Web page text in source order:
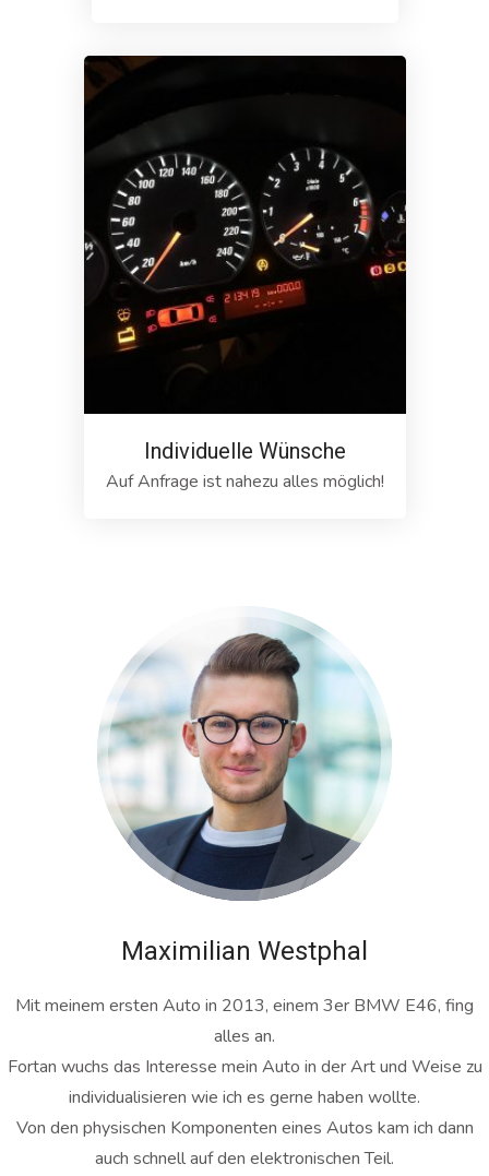
Individuelle Wünsche
Auf Anfrage ist nahezu alles möglich!
Maximilian Westphal
Mit meinem ersten Auto in 2013, einem 3er BMW E46, fing
alles an.
Fortan wuchs das Interesse mein Auto in der Art und Weise zu
individualisieren wie ich es gerne haben wollte.
Von den physischen Komponenten eines Autos kam ich dann
auch schnell auf den elektronischen Teil.